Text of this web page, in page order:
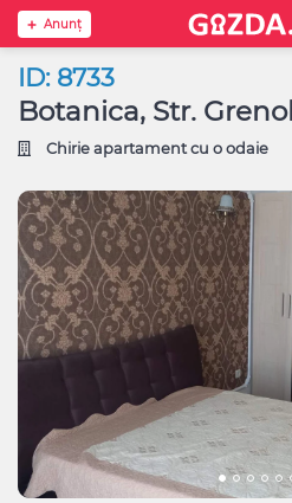
Anunţ
ID: 8733
Botanica, Str.
Chirie apartament cu o odaie